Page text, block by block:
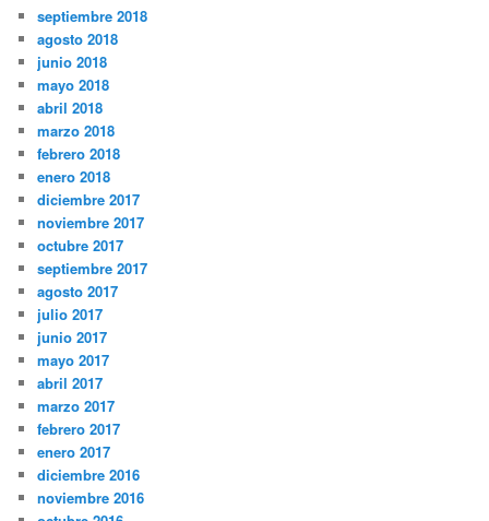
septiembre 2018
agosto 2018
junio 2018
mayo 2018
abril 2018
marzo 2018
febrero 2018
enero 2018
diciembre 2017
noviembre 2017
octubre 2017
septiembre 2017
agosto 2017
julio 2017
junio 2017
mayo 2017
abril 2017
marzo 2017
febrero 2017
enero 2017
diciembre 2016
noviembre 2016